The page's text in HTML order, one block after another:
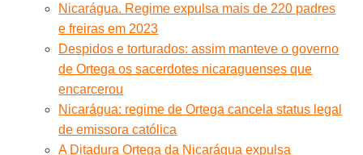
Nicarágua. Regime expulsa mais de 220 padres
e freiras em 2023
Despidos e torturados: assim manteve o governo
de Ortega os sacerdotes nicaraguenses que
encarcerou
Nicarágua: regime de Ortega cancela status legal
de emissora católica
A Ditadura Ortega da Nicarágua expulsa